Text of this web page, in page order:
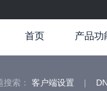
首页 产品功
搜索： 客户端设置 |